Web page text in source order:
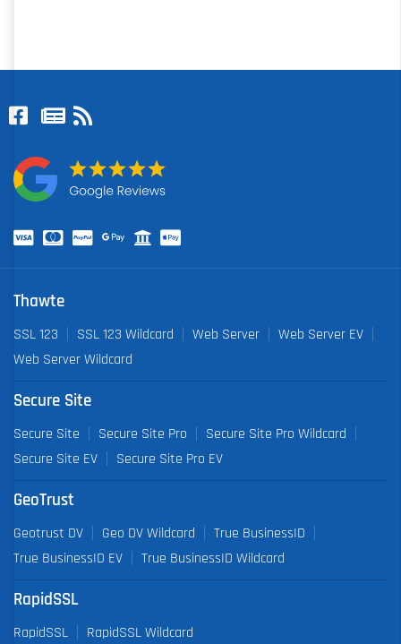
Thawte
SSL 123 SSL 123 Wildcard Web Server
Web Server EV
Web Server Wildcard
Secure Site
Secure Site Secure Site Pro
Secure Site Pro Wildcard
Secure Site EV
Secure Site Pro EV
GeoTrust
Geotrust DV Geo DV Wildcard
True BusinessID
True BusinessID EV
True BusinessID Wildcard
RapidSSL
RapidSSL RapidSSL Wildcard